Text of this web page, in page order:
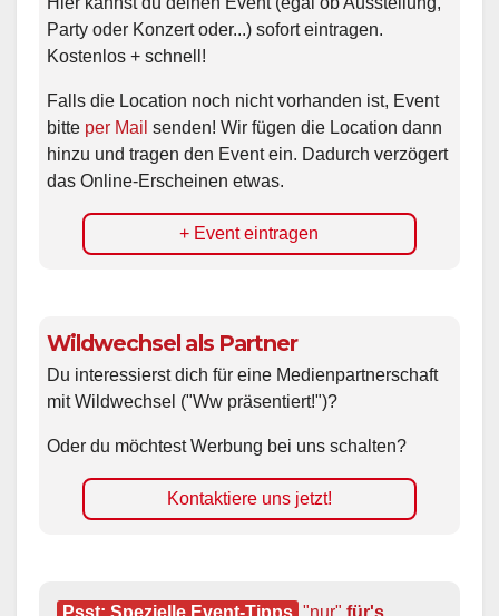
Party oder Konzert oder...) sofort eintragen.
Kostenlos + schnell!
Falls die Location noch nicht vorhanden ist, Event
bitte per Mail senden! Wir fügen die Location dann
hinzu und tragen den Event ein. Dadurch verzögert
das Online-Erscheinen etwas.
+ Event eintragen
Wildwechsel als Partner
Du interessierst dich für eine Medienpartnerschaft
mit Wildwechsel ("Ww präsentiert!")?
Oder du möchtest Werbung bei uns schalten?
Kontaktiere uns jetzt!